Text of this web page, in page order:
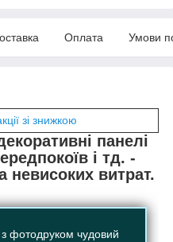
Оплата Умови
панелі
і тд. -
невисоких витрат.
фотодруком чудовий